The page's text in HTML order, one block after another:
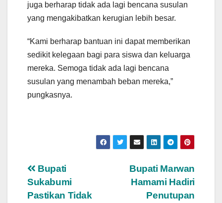
juga berharap tidak ada lagi bencana susulan
yang mengakibatkan kerugian lebih besar.
“Kami berharap bantuan ini dapat memberikan
sedikit kelegaan bagi para siswa dan keluarga
mereka. Semoga tidak ada lagi bencana
susulan yang menambah beban mereka,”
pungkasnya.
Navigasi
pos
Bupati Marwan
Hamami Hadiri
Penutupan
Bupati
Sukabumi
Pastikan Tidak